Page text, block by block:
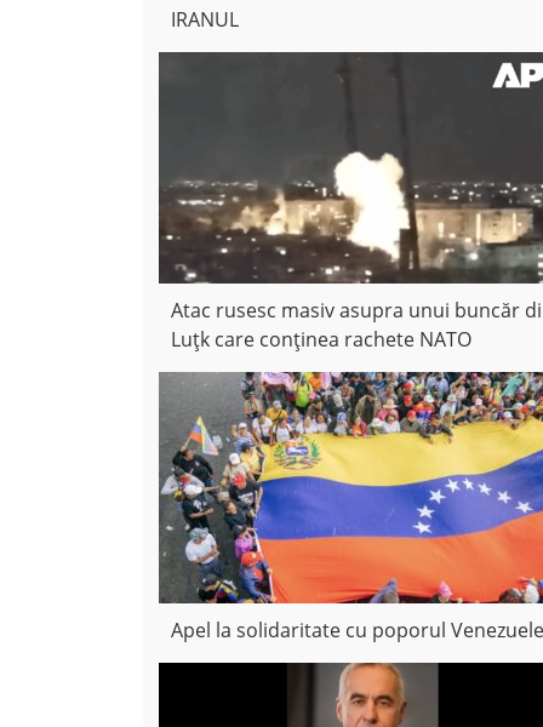
IRANUL
Atac rusesc masiv asupra unui buncăr
Luțk care conținea rachete NATO
Apel la solidaritate cu poporul